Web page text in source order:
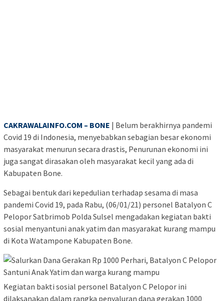
CAKRAWALAINFO.COM – BONE | Belum berakhirnya pandemi
Covid 19 di Indonesia, menyebabkan sebagian besar ekonomi
masyarakat menurun secara drastis, Penurunan ekonomi ini
juga sangat dirasakan oleh masyarakat kecil yang ada di
Kabupaten Bone.
Sebagai bentuk dari kepedulian terhadap sesama di masa
pandemi Covid 19, pada Rabu, (06/01/21) personel Batalyon C
Pelopor Satbrimob Polda Sulsel mengadakan kegiatan bakti
sosial menyantuni anak yatim dan masyarakat kurang mampu
di Kota Watampone Kabupaten Bone.
Kegiatan bakti sosial personel Batalyon C Pelopor ini
dilaksanakan dalam rangka penyaluran dana gerakan 1000